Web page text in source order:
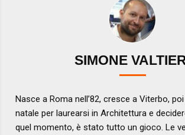
SIMONE
Nasce a Roma nell’82, cresce a Viterbo,
natale per laurearsi in Architettura e
quel momento, è stato tutto un gioco. Le